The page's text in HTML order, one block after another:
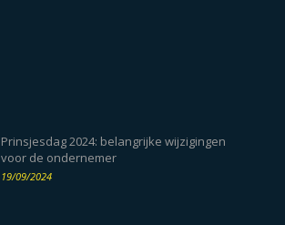
Prinsjesdag 2024: belangrijke wijzigingen
voor de ondernemer
19/09/2024